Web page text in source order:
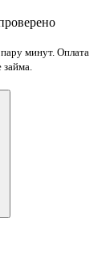
минут. Оплата